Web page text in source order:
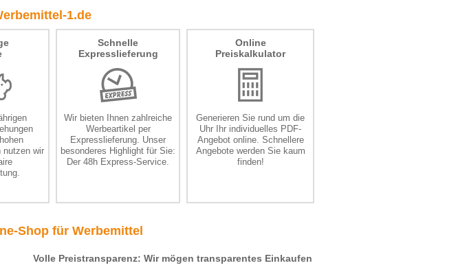
1.de
nutzen wir
Schnelle
Expresslieferung
Wir bieten Ihnen zahlreiche
Werbeartikel per
Expresslieferung. Unser
besonderes Highlight für Sie:
Der 48h Express-Service.
Online
Preiskalkulator
Generieren Sie rund um die
Uhr Ihr individuelles PDF-
Angebot online. Schnellere
Angebote werden Sie kaum
finden!
Shop für Werbemittel
Volle Preistransparenz: Wir mögen transparentes Einkaufen